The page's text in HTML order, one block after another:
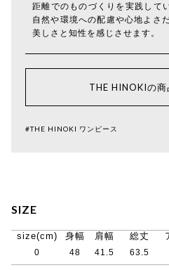
距離でのものづくりを実践して
自然や環境への配慮や心地よさ
美しさと知性を感じさせます。
THE HINOKIの商
#THE HINOKI ワンピース
SIZE
size(cm) 身幅 肩幅 総丈
0 48 41.5 63.5